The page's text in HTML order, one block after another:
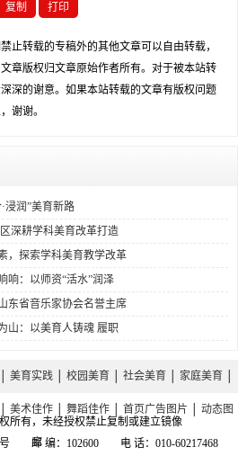
复制 打印
止转载的专稿外的其他文章可以自由转载，
章版权归文章原始作者所有。对于被本站转
深的谢意。如果本站转载的文章有版权问题
谢谢。
浸润”美育新路
深耕学科美育改革打造
，探索学科美育教学改革
响：以师资“活水”润泽
东省音乐家协会名誉主席
山：以美育人铸魂 履职
美育实践 校园美育 社会美育 家庭美育
美术佳作 舞蹈佳作 首页广告图片 动态图
库
所有，未经授权禁止复制或建立镜像
号 邮 编：102600 电 话：010-60217468